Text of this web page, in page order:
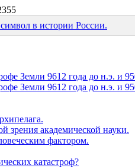
в истории России.
Земли 9612 года до н.э. и
Земли 9612 года до н.э. и
зрения академической науки.
фактором.
катастроф?